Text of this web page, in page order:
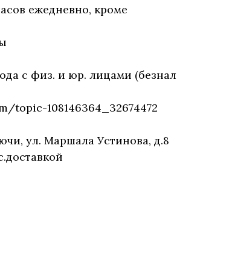
ежедневно, кроме
с физ. и юр. лицами (безнал
108146364_32674472
ул. Маршала Устинова, д.8